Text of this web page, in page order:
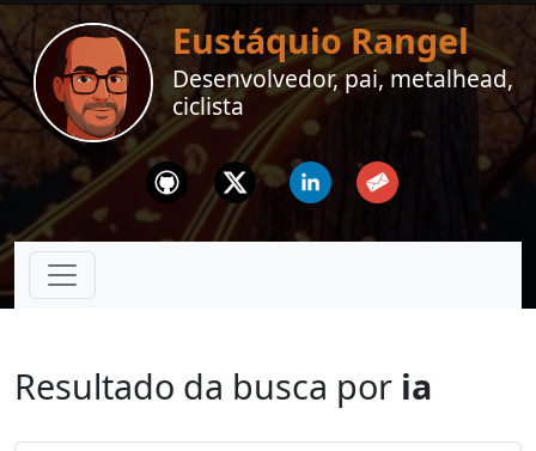
Eustáquio Rangel
Desenvolvedor, pai, metalhead,
ciclista
Github Twitter Linkedin Email
Resultado da busca por ia